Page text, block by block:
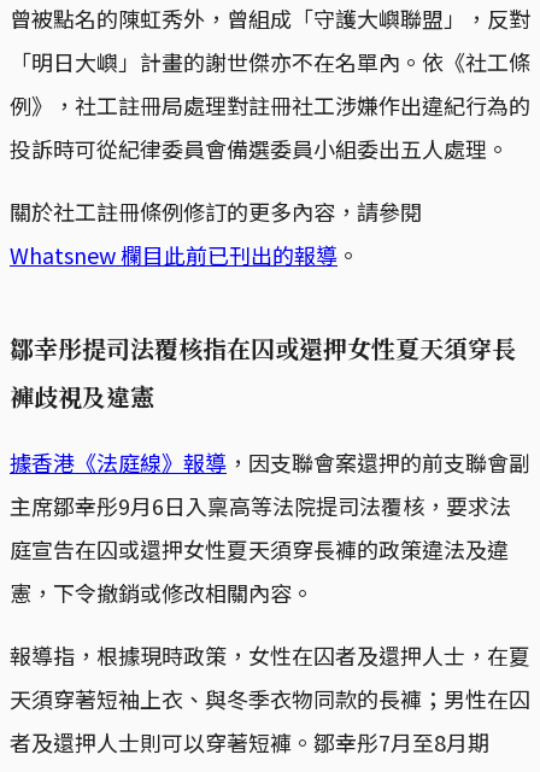
曾被點名的陳虹秀外，曾組成「守護大嶼聯盟」，反對
「明日大嶼」計畫的謝世傑亦不在名單內。依《社工條
例》，社工註冊局處理對註冊社工涉嫌作出違紀行為的
投訴時可從紀律委員會備選委員小組委出五人處理。
關於社工註冊條例修訂的更多內容，請參閱
Whatsnew 欄目此前已刊出的報導 。
鄒幸彤提司法覆核指在囚或還押女性夏天須穿長
褲歧視及違憲
據香港《法庭線》報導 ，因支聯會案還押的前支聯會副
主席鄒幸彤9月6日入稟高等法院提司法覆核，要求法
庭宣告在囚或還押女性夏天須穿長褲的政策違法及違
憲，下令撤銷或修改相關內容。
報導指，根據現時政策，女性在囚者及還押人士，在夏
天須穿著短袖上衣、與冬季衣物同款的長褲；男性在囚
者及還押人士則可以穿著短褲。鄒幸彤7月至8月期